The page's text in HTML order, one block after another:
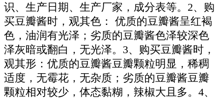
识、生产日期、生产厂家，成分表等。2、购
买豆瓣酱时，观其色： 优质的豆瓣酱呈红褐
色，油润有光泽；劣质的豆瓣酱色泽较深色
泽灰暗或翻白，无光泽。3、购买豆瓣酱时，
观其形：优质的豆瓣酱豆瓣颗粒明显，稀稠
适度，无霉花，无杂质；劣质的豆瓣酱豆瓣
颗粒相对较少，体态黏糊，辣椒大且多。4、